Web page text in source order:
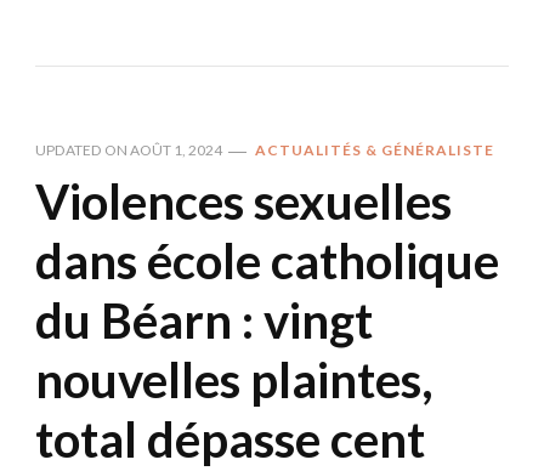
UPDATED ON AOÛT 1, 2024 ACTUALITÉS & GÉNÉRALISTE
Violences sexuelles
dans école catholique
du Béarn : vingt
nouvelles plaintes,
total dépasse cent